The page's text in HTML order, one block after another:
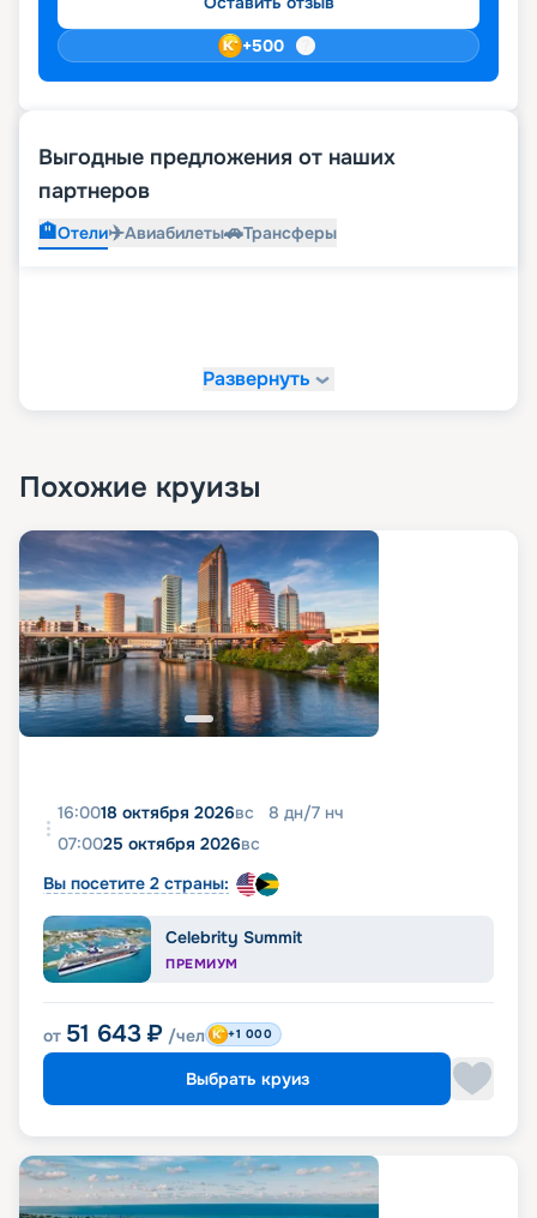
+500
Выгодные предложения от наших
партнеров
🏨Отели✈️Авиабилеты🚗Трансферы
Развернуть
Похожие круизы
16:0018 октября 2026вс 8 дн/7 нч
07:0025 октября 2026вс
Вы посетите 2 страны:
Celebrity Summit
ПРЕМИУМ
от 51 643 ₽ /чел +1 000
Выбрать круиз